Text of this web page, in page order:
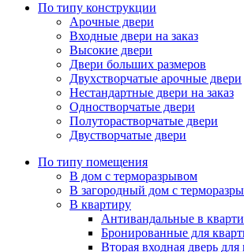
По типу конструкции
Арочные двери
Входные двери на заказ
Высокие двери
Двери больших размеров
Двухстворчатые арочные двери
Нестандартные двери на заказ
Одностворчатые двери
Полуторастворчатые двери
Двустворчатые двери
По типу помещения
В дом с терморазрывом
В загородный дом с
В квартиру
Антивандальные в
Бронированные для
Вторая входная дверь